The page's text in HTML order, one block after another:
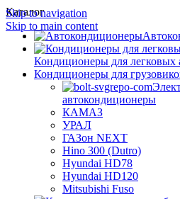
Skip to navigation
Skip to main content
Каталог
Кондиционеры для легковых
Кондиционеры для
автокондиционеры
КАМАЗ
УРАЛ
ГАЗон NEXT
Hino 300 (Dutro)
Hyundai HD78
Hyundai HD120
Mitsubishi Fuso